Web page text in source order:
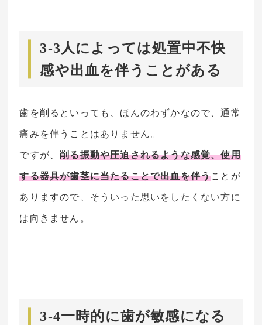
3-3人によっては処置中不快
感や出血を伴うことがある
歯を削るといっても、ほんのわずかなので、通常
痛みを伴うことはありません。
ですが、削る振動や圧迫されるような感覚、使用
する器具が歯茎に当たることで出血を伴うことが
ありますので、そういった思いをしたくない方に
は向きません。
3-4一時的に歯が敏感になる